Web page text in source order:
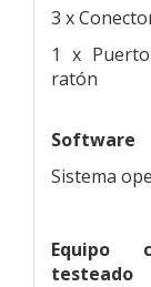
3 x
1 x
ratón
Software
Sistema
Equipo
testeado